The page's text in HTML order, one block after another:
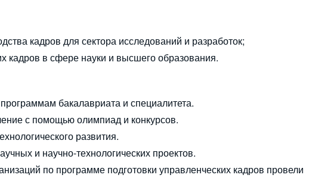
кадров для сектора исследований и разработок;
кадров в сфере науки и высшего образования.
бакалавриата и специалитета.
с помощью олимпиад и конкурсов.
развития.
и научно-технологических проектов.
по программе подготовки управленческих кадров провели